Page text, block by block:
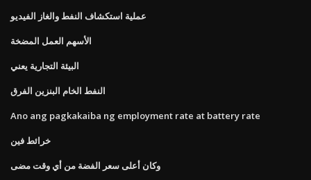
عملية استكشاف النفط والغاز الفيديو
الأسهم العمل المضخة
البيئة التجارية يعني
النفط الخام البنزين الفرق
Ano ang pagkakaiba ng employment rate at battery rate
خرائط فين
وكان أعلى سعر الفضة من أي وقت مضى